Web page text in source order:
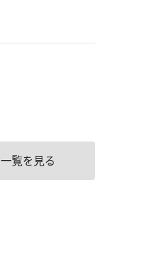
覧を見る